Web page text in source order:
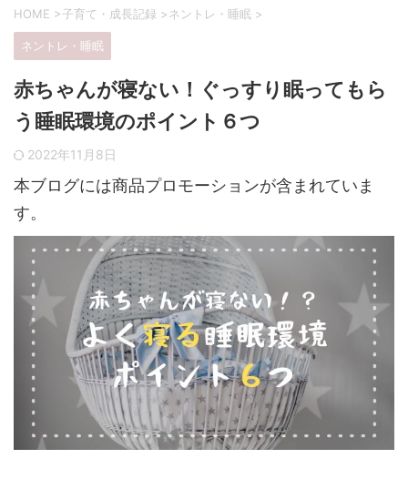
HOME >子育て・成長記録 >ネントレ・睡眠 >
ネントレ・睡眠
赤ちゃんが寝ない！ぐっすり眠ってもら
う睡眠環境のポイント６つ
2022年11月8日
本ブログには商品プロモーションが含まれていま
す。